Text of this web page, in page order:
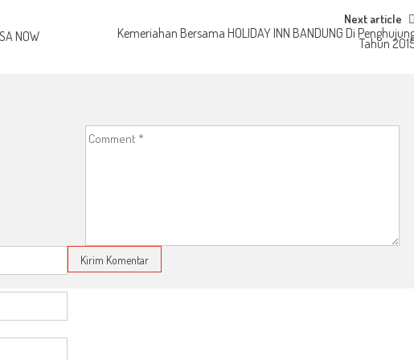
NOW
Next article
Kemeriahan Bersama HOLIDAY INN BANDUNG Di
Tahun